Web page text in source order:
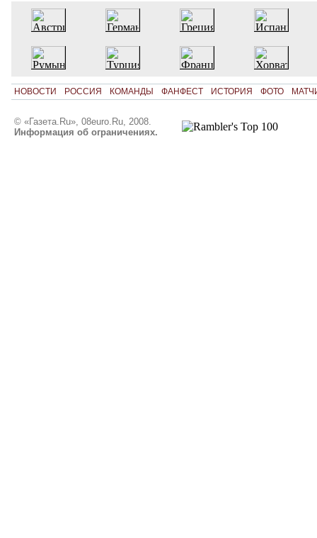
НОВОСТИ РОССИЯ КОМАНДЫ ФАНФЕСТ ИСТОРИЯ ФОТО
© «Газета.Ru», 08euro.Ru, 2008.
Информация об ограничениях.